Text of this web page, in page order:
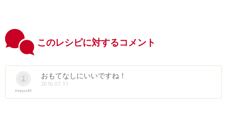
このレシピに対するコメント
mayu45
おもてなしにいいですね！
2016.07.11